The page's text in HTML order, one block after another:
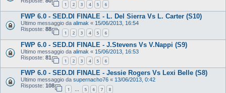
1 2 3 4 5 6
FWP 6.0 - SED.DI FINALE - L. Del Sierra Vs L. Carter (S10)
Ultimo messaggio da alimak « 15/06/2013, 16:54
Risposte: 88
1 2 3 4 5 6
FWP 6.0 - SED.DI FINALE - J.Stevens Vs V.Nappi (S9)
Ultimo messaggio da alimak « 15/06/2013, 16:53
Risposte: 81
1 2 3 4 5 6
FWP 6.0 - SED.DI FINALE - Jessie Rogers Vs Lexi Belle (S8)
Ultimo messaggio da supernacho76 « 13/06/2013, 0:42
Risposte: 108
1 … 5 6 7 8